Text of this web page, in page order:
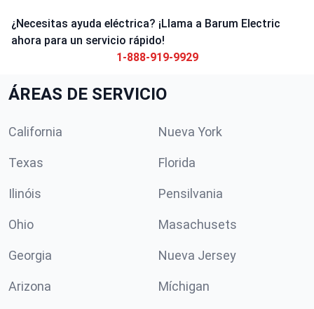
¿Necesitas ayuda eléctrica? ¡Llama a Barum Electric
ahora para un servicio rápido!
1-888-919-9929
ÁREAS DE SERVICIO
California Nueva York
Texas Florida
Ilinóis Pensilvania
Ohio Masachusets
Georgia Nueva Jersey
Arizona Míchigan